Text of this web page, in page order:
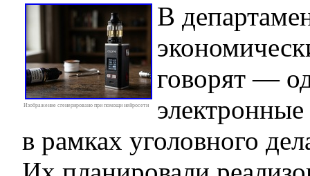
Изображение сгенерировано при помощи нейросети
В
говорят —
в рамках уголовного